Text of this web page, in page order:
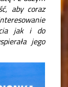
aby coraz
jak i do
jego